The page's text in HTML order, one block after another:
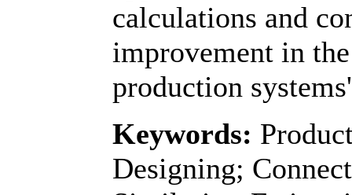
calculations and
improvement in
production
Keywords:
Designing;